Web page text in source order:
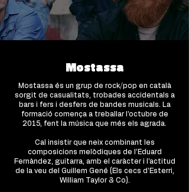
Mostassa
Mostassa és un grup de rock/pop en català
sorgit de casualitats, trobades accidentals a
bars i fers i desfers de bandes musicals. La
formació comença a treballar l’octubre de
2015, fent la música que més els agrada.
Cal insistir que neix combinant les
composicions melòdiques de l’Eduard
Fernàndez, guitarra, amb el caràcter i l’actitud
de la veu del Guillem Gené (Els cecs d’Esterri,
William Taylor & Co).